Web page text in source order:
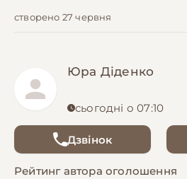
створено 27 червня
Юра Діденко
сьогодні о 07:10
Дзвінок
Рейтинг автора оголошення